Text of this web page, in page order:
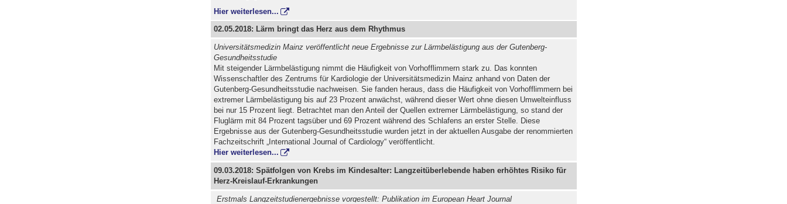
Hier weiterlesen...
02.05.2018: Lärm bringt das Herz aus dem Rhythmus
Universitätsmedizin Mainz veröffentlicht neue Ergebnisse zur Lärmbelästigung aus der Gutenberg-
Gesundheitsstudie
Mit steigender Lärmbelästigung nimmt die Häufigkeit von Vorhofflimmern stark zu. Das konnten
Wissenschaftler des Zentrums für Kardiologie der Universitätsmedizin Mainz anhand von Daten der
Gutenberg-Gesundheitsstudie nachweisen. Sie fanden heraus, dass die Häufigkeit von Vorhofflimmern bei
extremer Lärmbelästigung bis auf 23 Prozent anwächst, während dieser Wert ohne diesen Umwelteinfluss
bei nur 15 Prozent liegt. Betrachtet man den Anteil der Quellen extremer Lärmbelästigung, so stand der
Fluglärm mit 84 Prozent tagsüber und 69 Prozent während des Schlafens an erster Stelle. Diese
Ergebnisse aus der Gutenberg-Gesundheitsstudie wurden jetzt in der aktuellen Ausgabe der renommierten
Fachzeitschrift „International Journal of Cardiology“ veröffentlicht.
Hier weiterlesen...
09.03.2018: Spätfolgen von Krebs im Kindesalter: Langzeitüberlebende haben erhöhtes Risiko für
Herz-Kreislauf-Erkrankungen
Erstmals Langzeitstudienergebnisse vorgestellt: Publikation im European Heart Journal